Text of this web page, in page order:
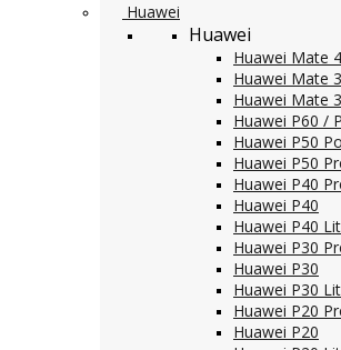
Huawei
Huawei
Huawei Mate
Huawei Mate
Huawei Mate
Huawei P60 /
Huawei P50
Huawei P50
Huawei P40
Huawei P40
Huawei P40
Huawei P30
Huawei P30
Huawei P30
Huawei P20
Huawei P20